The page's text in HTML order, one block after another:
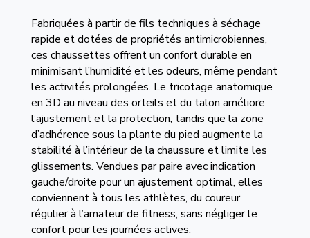
Fabriquées à partir de fils techniques à séchage
rapide et dotées de propriétés antimicrobiennes,
ces chaussettes offrent un confort durable en
minimisant l’humidité et les odeurs, même pendant
les activités prolongées. Le tricotage anatomique
en 3D au niveau des orteils et du talon améliore
l’ajustement et la protection, tandis que la zone
d’adhérence sous la plante du pied augmente la
stabilité à l’intérieur de la chaussure et limite les
glissements. Vendues par paire avec indication
gauche/droite pour un ajustement optimal, elles
conviennent à tous les athlètes, du coureur
régulier à l’amateur de fitness, sans négliger le
confort pour les journées actives.